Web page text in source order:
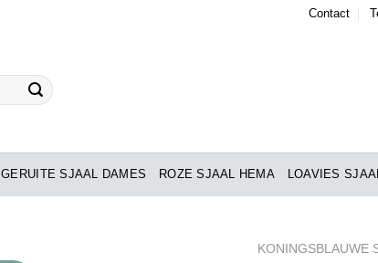
Contact
GERUITE SJAAL DAMES ROZE SJAAL HEMA LOAVIES
KONINGSBLAUWE